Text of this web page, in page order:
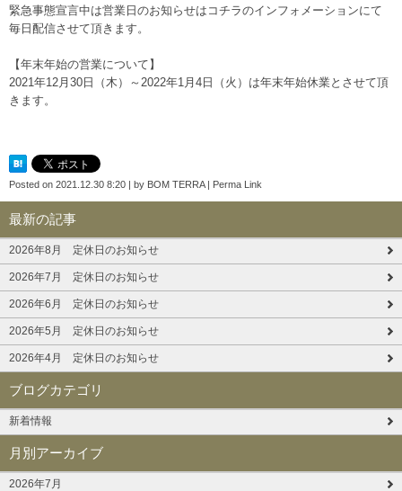
緊急事態宣言中は営業日のお知らせはコチラのインフォメーションにて
毎日配信させて頂きます。
【年末年始の営業について】
2021年12月30日（木）～2022年1月4日（火）は年末年始休業とさせて頂
きます。
Posted on 2021.12.30 8:20 | by BOM TERRA| Perma Link
最新の記事
2026年8月 定休日のお知らせ
2026年7月 定休日のお知らせ
2026年6月 定休日のお知らせ
2026年5月 定休日のお知らせ
2026年4月 定休日のお知らせ
ブログカテゴリ
新着情報
月別アーカイブ
2026年7月